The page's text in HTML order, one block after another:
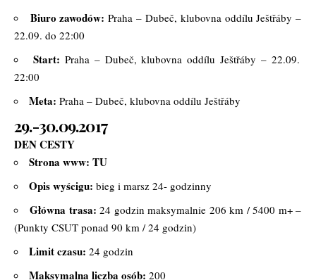
Biuro zawodów: Praha – Dubeč, klubovna oddílu Ještřáby –
22.09. do 22:00
Start: Praha – Dubeč, klubovna oddílu Ještřáby – 22.09.
22:00
Meta: Praha – Dubeč, klubovna oddílu Ještřáby
29.-30.09.2017
DEN CESTY
Strona www: TU
Opis wyścigu: bieg i marsz 24- godzinny
Główna trasa: 24 godzin maksymalnie 206 km / 5400 m+ –
(Punkty CSUT ponad 90 km / 24 godzin)
Limit czasu: 24 godzin
Maksymalna liczba osób: 200